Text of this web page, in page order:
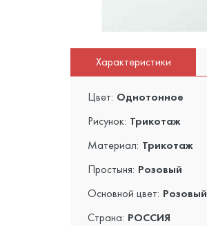
Характеристики
Цвет: Однотонное
Рисунок: Трикотаж
Материал: Трикотаж
Простыня: Розовый
Основной цвет: Розовый
Страна: РОССИЯ